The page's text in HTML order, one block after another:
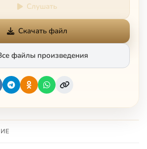
Слушать
Скачать файл
файлы произведения